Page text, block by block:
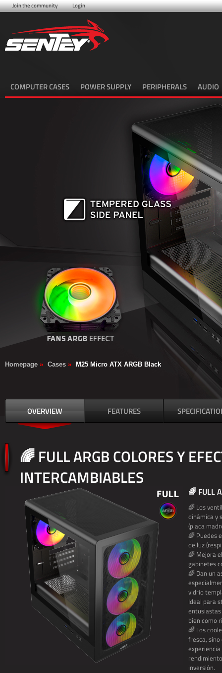
Join the community Login
COMPUTER CASES POWER SUPPLY PERIPHERALS AUDIO
Homepage » Cases » M25 Micro ATX ARGB Black
OVERVIEW FEATURES
🌈 FULL ARGB COLORES Y
INTERCAMBIABLES
🌈 FULL
🌈 Los
dinámica y
(placa
🌈 Puedes
de luz
🌈 Mejora
gabinetes
🌈 Dan un
vidrio
Ideal para
bien como
🌈 Los
fresca,
inversión.